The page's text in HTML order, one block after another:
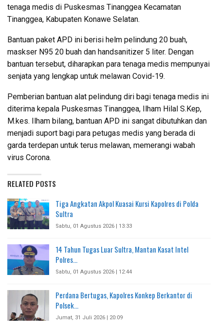
tenaga medis di Puskesmas Tinanggea Kecamatan
Tinanggea, Kabupaten Konawe Selatan.
Bantuan paket APD ini berisi helm pelindung 20 buah,
maskser N95 20 buah dan handsanitizer 5 liter. Dengan
bantuan tersebut, diharapkan para tenaga medis mempunyai
senjata yang lengkap untuk melawan Covid-19.
Pemberian bantuan alat pelindung diri bagi tenaga medis ini
diterima kepala Puskesmas Tinanggea, Ilham Hilal S.Kep,
M.kes. Ilham bilang, bantuan APD ini sangat dibutuhkan dan
menjadi suport bagi para petugas medis yang berada di
garda terdepan untuk terus melawan, memerangi wabah
virus Corona.
RELATED POSTS
Tiga Angkatan Akpol Kuasai Kursi Kapolres di Polda
Sultra
Sabtu, 01 Agustus 2026 | 13:33
14 Tahun Tugas Luar Sultra, Mantan Kasat Intel
Polres…
Sabtu, 01 Agustus 2026 | 12:44
Perdana Bertugas, Kapolres Konkep Berkantor di
Polsek…
Jumat, 31 Juli 2026 | 20:09